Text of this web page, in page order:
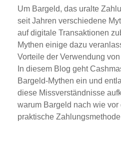
Um Bargeld, das uralte
seit Jahren verschiedene
auf digitale Transaktionen
Mythen einige dazu
Vorteile der Verwendung
In diesem Blog geht
Bargeld-Mythen ein und
diese Missverständnisse
warum Bargeld nach wie vor
praktische